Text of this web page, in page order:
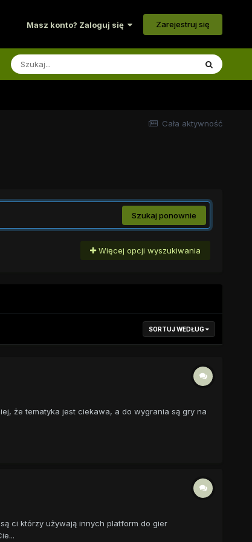
Masz konto? Zaloguj się Zarejestruj się
Cała aktywność
Szukaj ponownie
Więcej opcji wyszukiwania
SORTUJ WEDŁUG
że tematyka jest ciekawa, a do wygrania są gry na
ci którzy używają innych platform do gier